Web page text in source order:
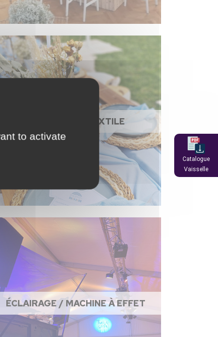
NAPPAGE ET TEXTILE
ÉCLAIRAGE / MACHINE À EFFET
Catalogue
Vaisselle
to activate